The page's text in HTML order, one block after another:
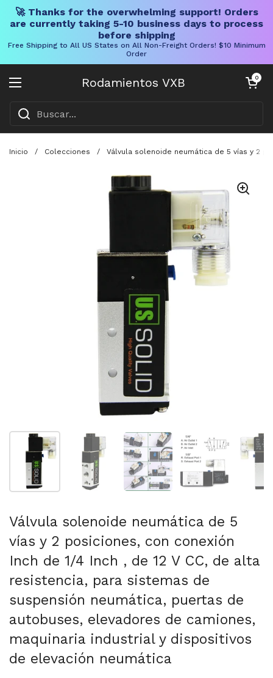
🚀 Thanks for the overwhelming support! Orders
are currently taking 5-10 business days to process
before shipping
Free Shipping to All US States on All Non-Freight Orders! $10 Minimum
Order
Rodamientos VXB
Abrir menú
Carrito0
Inicio / Colecciones / Válvula solenoide neumática de 5 vías y 2
Mostrar diapositiva 1Mostrar diapositiva 2Mostrar diapositiva 3
Mostrar
Válvula solenoide neumática de 5
vías y 2 posiciones, con conexión
Inch de 1/4 Inch , de 12 V CC, de alta
resistencia, para sistemas de
suspensión neumática, puertas de
autobuses, elevadores de camiones,
maquinaria industrial y dispositivos
de elevación neumática